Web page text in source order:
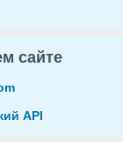
сайте
API